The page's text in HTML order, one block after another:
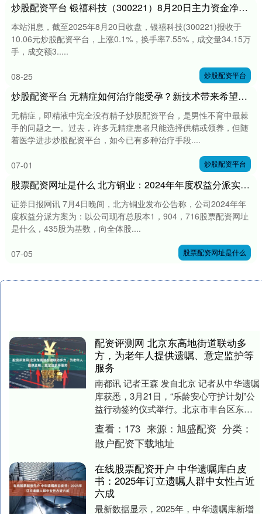
炒股配资平台 银禧科技（300221）8月20日主力资金净卖出3473.66万元
本站消息，截至2025年8月20日收盘，银禧科技(300221)报收于
10.06元炒股配资平台，上涨0.1%，换手率7.55%，成交量34.15万
手，成交额3.....
08-25 炒股配资平台
炒股配资平台 无精症如何治疗能受孕？新技术带来希望！_精子_患者_睾丸
无精症，即精液中完全没有精子炒股配资平台，是男性不育中最棘
手的问题之一。过去，许多无精症患者只能选择供精或领养，但随
着医学进步炒股配资平台，如今已有多种治疗手段....
07-01 炒股配资平台
股票配资网址是什么 北方铜业：2024年年度权益分派实施公告
证券日报网讯 7月4日晚间，北方铜业发布公告称，公司2024年年
度权益分派方案为：以公司现有总股本1，904，716股票配资网址
是什么，435股为基数，向全体股....
07-05 股票配资网址是什么
配资评测网 北京东高地街道联动多
方，为老年人提供遗嘱、意定监护等
服务
南都讯 记者王森 发自北京 记者从中华遗嘱
库获悉，3月21日，“乐龄安心守护计划”公
益行动签约仪式举行。北京市丰台区东高
地街道办事处联合中华遗嘱库及多家专业
养老....
查看： 173 来源： 旭盛配资 分类：
散户配资下载地址
在线股票配资开户 中华遗嘱库白皮
书：2025年订立遗嘱人群中女性占近
六成
最新数据显示，2025年，中华遗嘱库新增